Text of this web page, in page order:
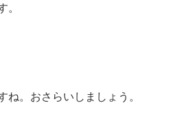
ね。おさらいしましょう。